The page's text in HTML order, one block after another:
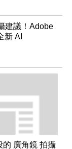
建議！Adobe
新 AI
的 廣角鏡 拍攝